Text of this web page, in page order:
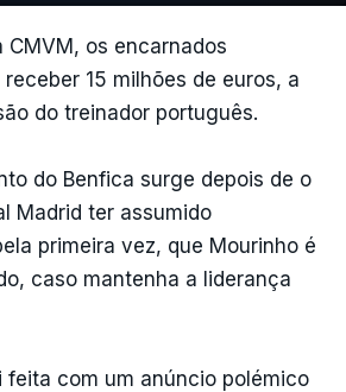
CMVM, os encarnados
15 milhões de euros, a
do treinador português.
do Benfica surge depois de o
Madrid ter assumido
primeira vez, que Mourinho é
caso mantenha a liderança
feita com um anúncio polémico